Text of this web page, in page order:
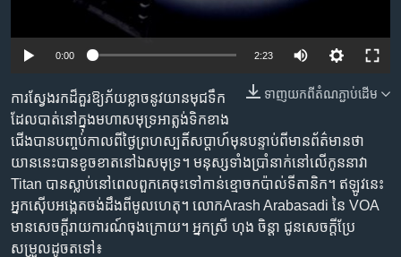
និង​
កាន់​
ទំព័រ​
ស្វែង​
រក
បណ្តាញ​សង្គម
0:00 2:23
ទាញ​យក​ពី​តំណភ្ជាប់​ដើម
ការស្វែងរក​ដ៏គួរ​ឱ្យ​ភ័យខ្លាច​នូវ​យាន​មុជទឹក​
ដែល​បាត់​នៅក្នុង​មហា​សមុទ្រ​អាត្លង់ទិក​ខាង
ជើង​បាន​បញ្ចប់​កាលពី​ថ្ងៃព្រហស្បតិ៍​សប្តាហ៍​មុន​បន្ទាប់ពី​មាន​ព័ត៌មាន​ថា​
យាន​នេះ​បាន​ខូចខាត​នៅ​ឯ​សមុទ្រ។ មនុស្ស​ទាំង​ប្រាំ​នាក់​នៅ​លើ​កូន​នាវា​
Titan ​បាន​ស្លាប់​នៅពេល​ពួកគេ​ចុះ​ទៅ​កាន់​ខ្មោច​កប៉ាល់​ទីតានិក។ ​ឥឡូវនេះ ​
អ្នកស៊ើប​អង្កេត​ចង់ដឹង​ពី​មូលហេតុ។ លោក​Arash Arabasadi ​នៃ VOA​
មាន​សេចក្តី​រាយការណ៍​ចុងក្រោយ។ អ្នកស្រី ហុង ចិន្តា ​ជូន​សេចក្តី​ប្រែ​
សម្រួល​ដូច​តទៅ៖